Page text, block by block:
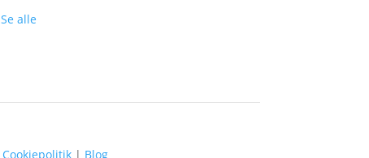
Se alle
Cookiepolitik | Blog